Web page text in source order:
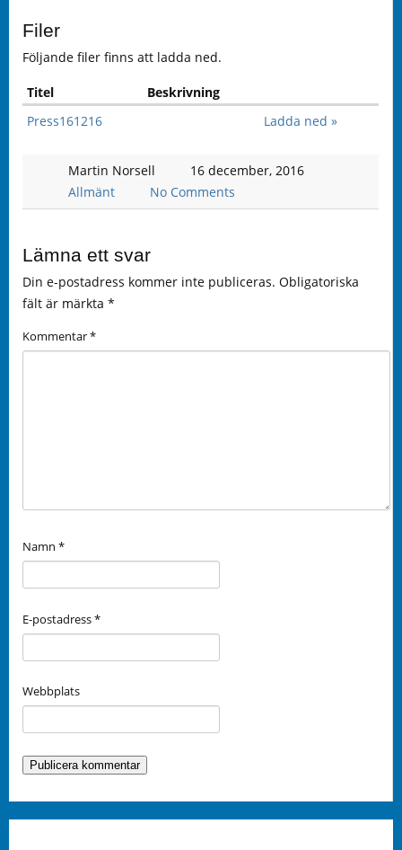
Filer
Följande filer finns att ladda ned.
Titel
Beskrivning
Press161216
Ladda ned »
Martin Norsell
16 december, 2016
Allmänt
No Comments
Lämna ett svar
Din e-postadress kommer inte publiceras. Obligatoriska
fält är märkta *
Kommentar*
Namn *
E-postadress*
Webbplats